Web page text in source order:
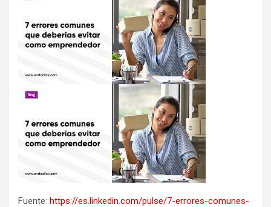
Fuente: https://es.linkedin.com/pulse/7-errores-comunes-